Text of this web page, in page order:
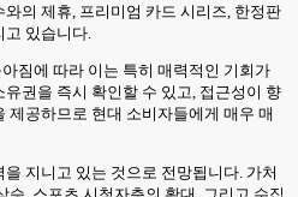
의 제휴, 프리미엄 카드 시리즈, 한정판
고 있습니다.
짐에 따라 이는 특히 매력적인 기회가
권을 즉시 확인할 수 있고, 접근성이 향
제공하므로 현대 소비자들에게 매우 매
지니고 있는 것으로 전망됩니다. 가처